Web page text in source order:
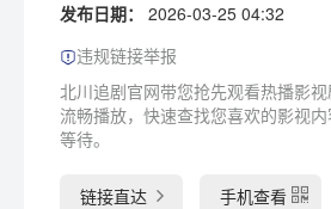
发布日期：
2026-03-25 04:32
违规链接举报
北川追剧官网带您抢先观看热播影
流畅播放，快速查找您喜欢的影视
等待。
链接直达 手机查看